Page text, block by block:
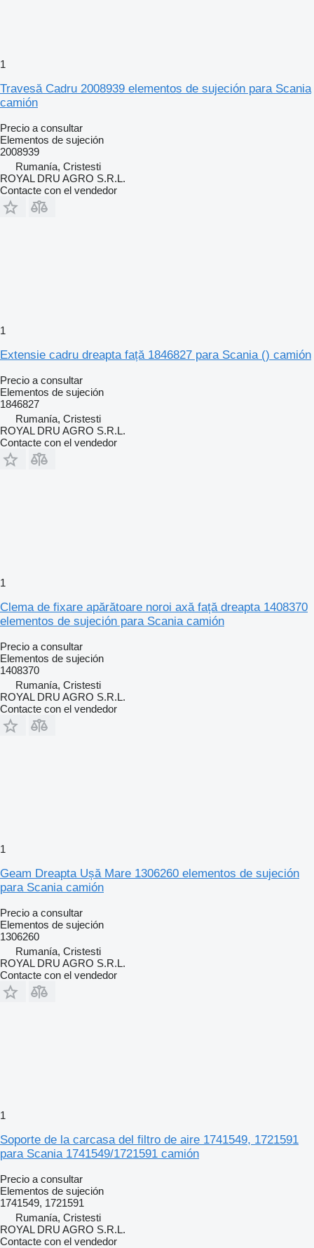
1
Travesă Cadru 2008939 elementos de sujeción para Scania
camión
Precio a consultar
Elementos de sujeción
2008939
Rumanía, Cristesti
ROYAL DRU AGRO S.R.L.
Contacte con el vendedor
1
Extensie cadru dreapta față 1846827 para Scania () camión
Precio a consultar
Elementos de sujeción
1846827
Rumanía, Cristesti
ROYAL DRU AGRO S.R.L.
Contacte con el vendedor
1
Clema de fixare apărătoare noroi axă față dreapta 1408370
elementos de sujeción para Scania camión
Precio a consultar
Elementos de sujeción
1408370
Rumanía, Cristesti
ROYAL DRU AGRO S.R.L.
Contacte con el vendedor
1
Geam Dreapta Ușă Mare 1306260 elementos de sujeción
para Scania camión
Precio a consultar
Elementos de sujeción
1306260
Rumanía, Cristesti
ROYAL DRU AGRO S.R.L.
Contacte con el vendedor
1
Soporte de la carcasa del filtro de aire 1741549, 1721591
para Scania 1741549/1721591 camión
Precio a consultar
Elementos de sujeción
1741549, 1721591
Rumanía, Cristesti
ROYAL DRU AGRO S.R.L.
Contacte con el vendedor